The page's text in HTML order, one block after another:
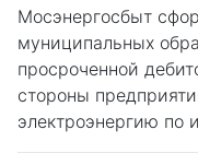
Мосэнергосбыт
муниципальных
просроченной
стороны
электроэнергию по